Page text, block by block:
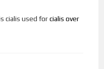
cialis used forcialis over